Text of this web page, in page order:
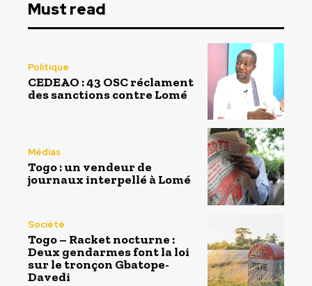
Must read
Politique
CEDEAO : 43 OSC réclament
des sanctions contre Lomé
Médias
Togo : un vendeur de
journaux interpellé à Lomé
Société
Togo – Racket nocturne :
Deux gendarmes font la loi
sur le tronçon Gbatope-
Davedi